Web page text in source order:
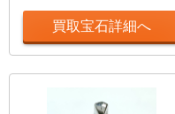
買取宝石詳細へ